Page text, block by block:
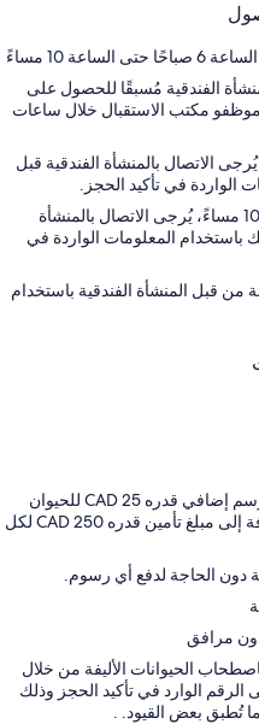
10 مساءً
الفندقية مُسبقًا للحصول على
مكتب الاستقبال خلال ساعات
الاتصال بالمنشأة الفندقية قبل
الواردة في تأكيد الحجز.
إذا كنت تخطط للوصول بعد 10:00 مساءً، يُرجى الاتصال بالمنشأة
باستخدام المعلومات الواردة في
من قبل المنشأة الفندقية باستخدام
يُسمَح بالحيوانات الأليفة مقابل رسم إضافي قدره CAD 25 للحيوان
الأليف الواحد، في الليلة، بالإضافة إلى مبلغ تأمين قدره CAD 250 لكل
دون الحاجة لدفع أي رسوم.
دون مرافق
الحيوانات الأليفة من خلال
الرقم الوارد في تأكيد الحجز وذلك
تُطبق بعض القيود. .